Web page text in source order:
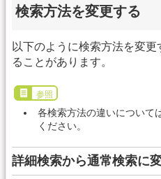
検索方法を変更する
以下のように検索方法を変
ることがあります。
参照
各検索方法の違いについて
ください。
詳細検索から通常検索に